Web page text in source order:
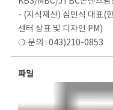
- (지식재산) 심민식 대표(
센터 상표 및 디자인 PM)
❍ 문의 : 043)210-0853
파일